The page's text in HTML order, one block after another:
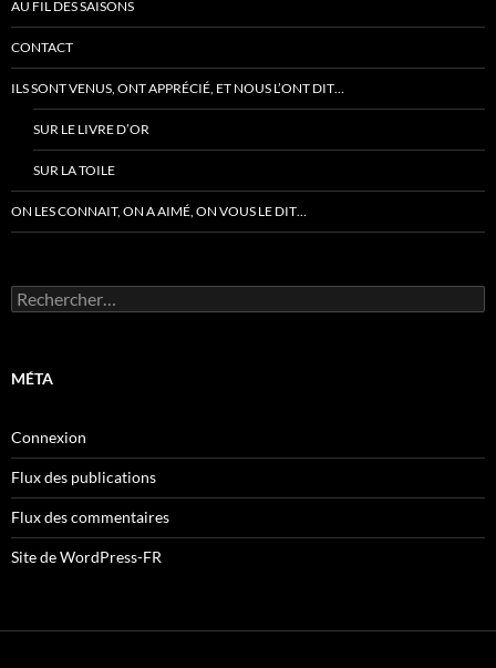
AU FIL DES SAISONS
CONTACT
ILS SONT VENUS, ONT APPRÉCIÉ, ET NOUS L’ONT DIT…
SUR LE LIVRE D’OR
SUR LA TOILE
ON LES CONNAIT, ON A AIMÉ, ON VOUS LE DIT…
Rechercher :
MÉTA
Connexion
Flux des publications
Flux des commentaires
Site de WordPress-FR